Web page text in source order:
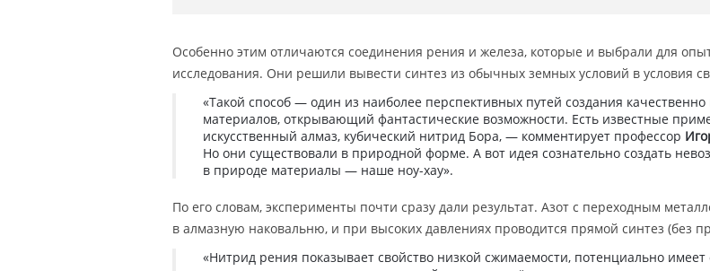
Особенно этим отличаются соединения рения и железа, которые и выбрали для
исследования. Они решили вывести синтез из обычных земных условий в условия
«Такой способ — один из наиболее перспективных путей создания
материалов, открывающий фантастические возможности. Есть известные
искусственный алмаз, кубический нитрид Бора, — комментирует профессор
Но они существовали в природной форме. А вот идея сознательно создать
в природе материалы — наше ноу-хау».
По его словам, эксперименты почти сразу дали результат. Азот с переходным
в алмазную наковальню, и при высоких давлениях проводится прямой синтез (без
«Нитрид рения показывает свойство низкой сжимаемости, потенциально